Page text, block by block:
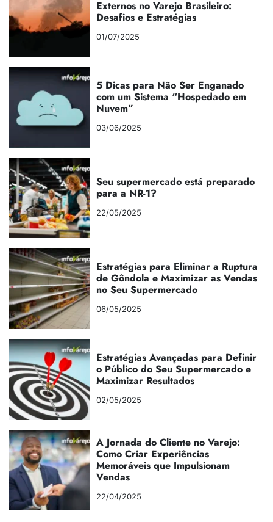
Externos no Varejo Brasileiro:
Desafios e Estratégias
01/07/2025
5 Dicas para Não Ser Enganado
com um Sistema “Hospedado em
Nuvem”
03/06/2025
Seu supermercado está preparado
para a NR-1?
22/05/2025
Estratégias para Eliminar a Ruptura
de Gôndola e Maximizar as Vendas
no Seu Supermercado
06/05/2025
Estratégias Avançadas para Definir
o Público do Seu Supermercado e
Maximizar Resultados
02/05/2025
A Jornada do Cliente no Varejo:
Como Criar Experiências
Memoráveis que Impulsionam
Vendas
22/04/2025